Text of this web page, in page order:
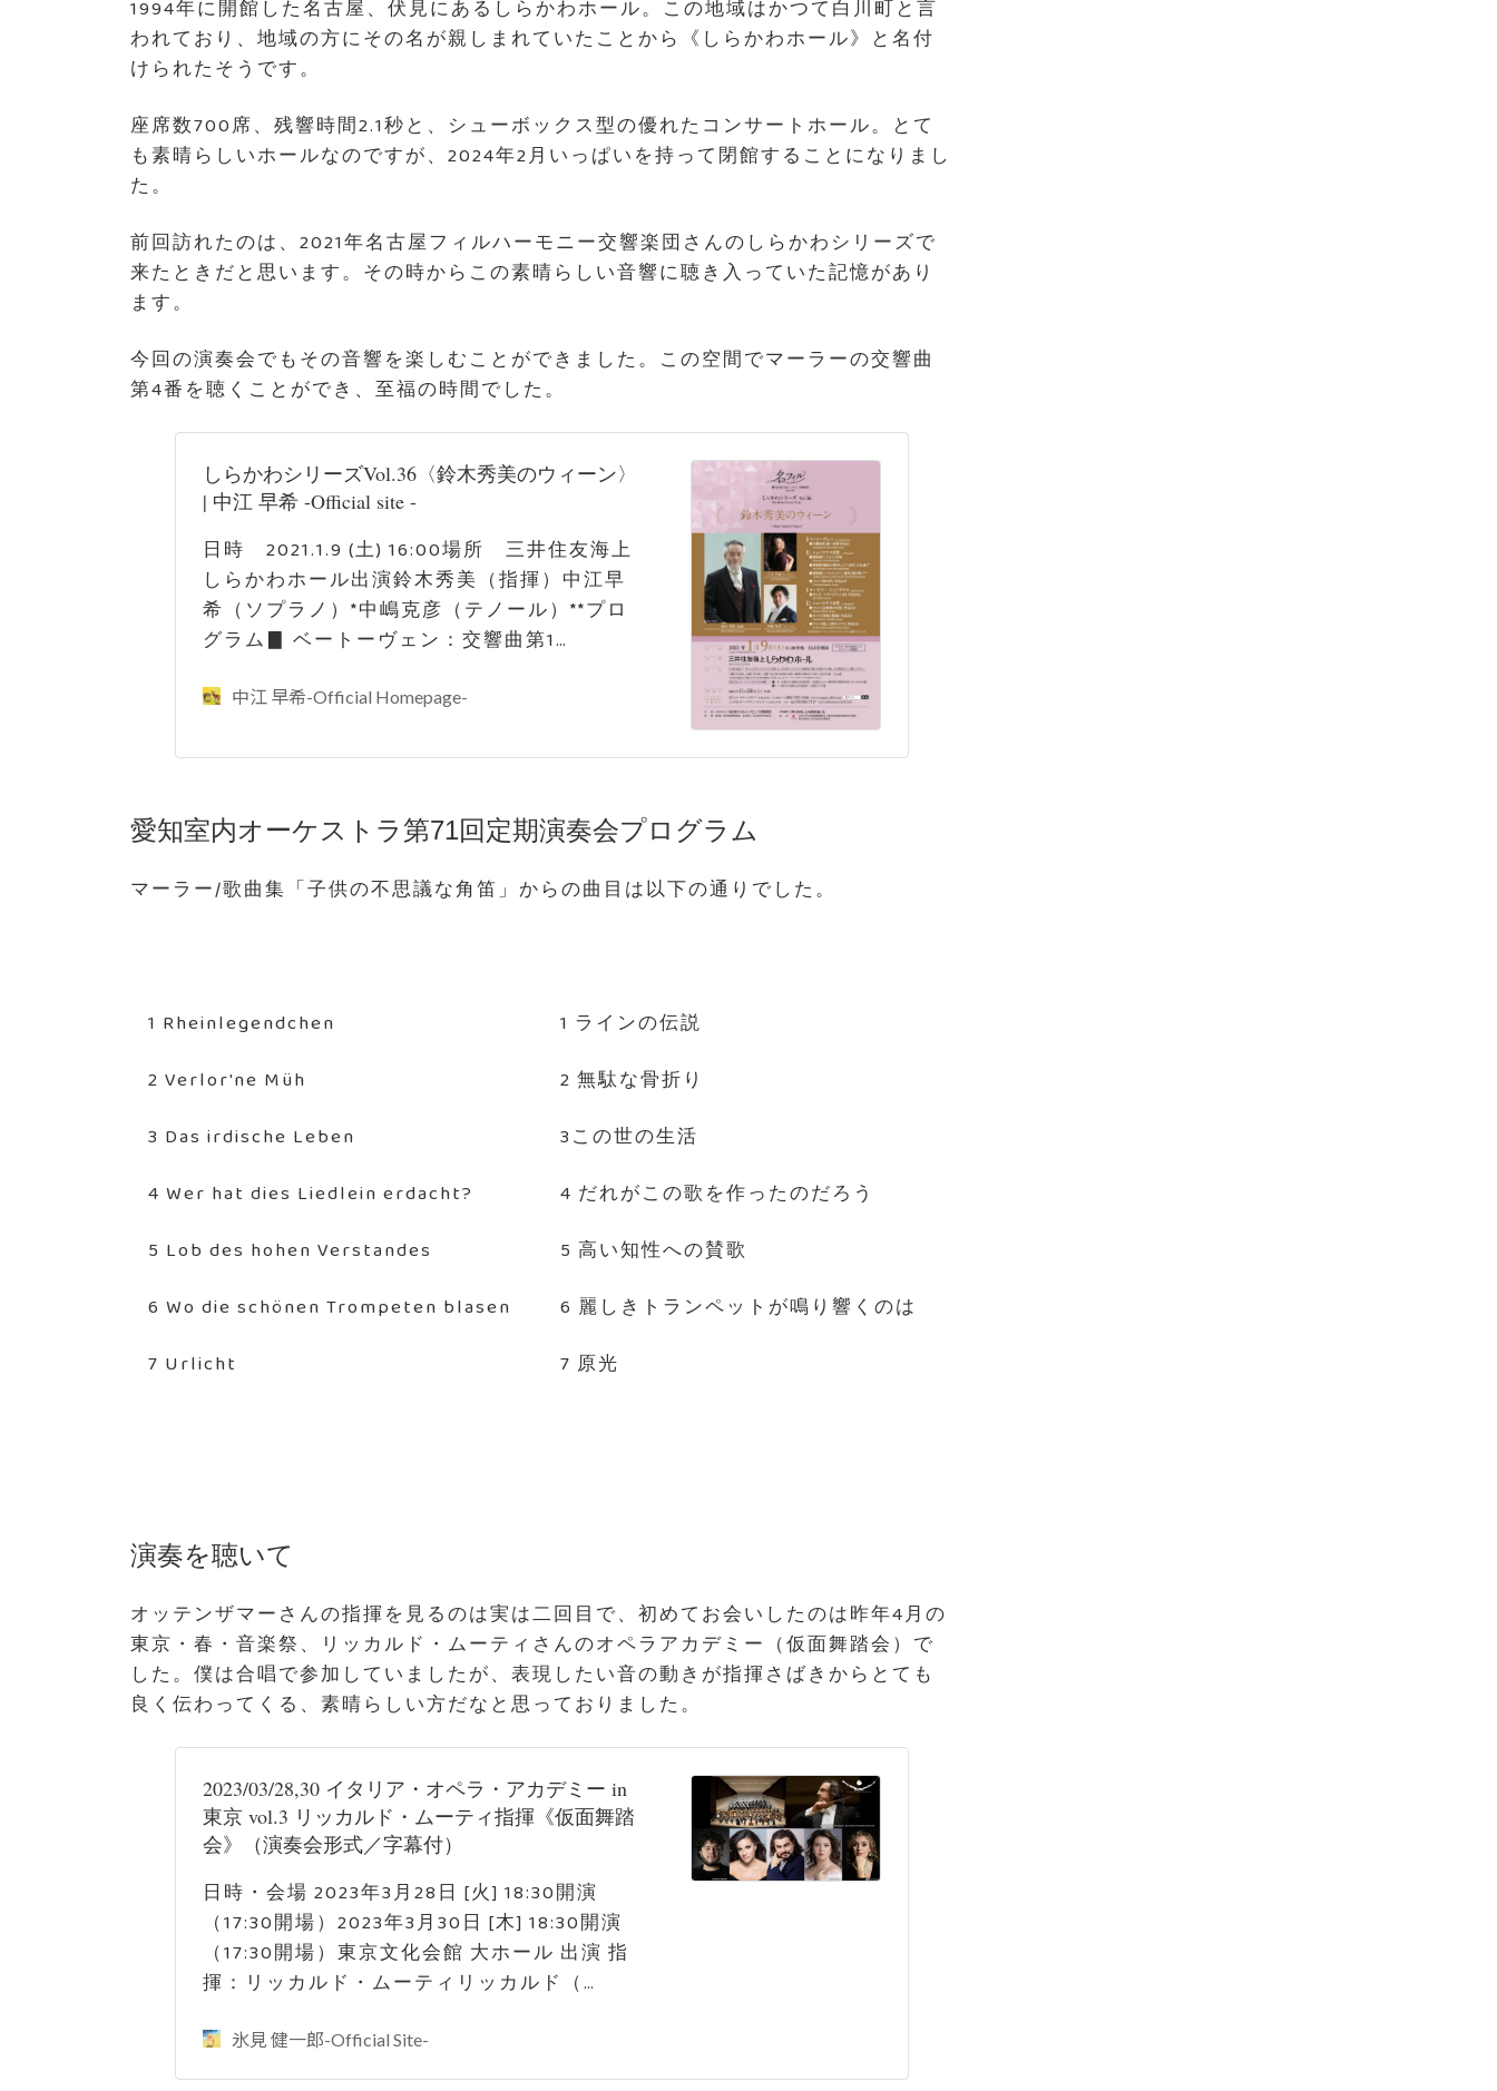
1994年に開館した名古屋、伏見にあるしらかわホール。この地域はかつて白川町と言
われており、地域の方にその名が親しまれていたことから《しらかわホール》と名付
けられたそうです。
座席数700席、残響時間2.1秒と、シューボックス型の優れたコンサートホール。とて
も素晴らしいホールなのですが、2024年2月いっぱいを持って閉館することになりまし
た。
前回訪れたのは、2021年名古屋フィルハーモニー交響楽団さんのしらかわシリーズで
来たときだと思います。その時からこの素晴らしい音響に聴き入っていた記憶があり
ます。
今回の演奏会でもその音響を楽しむことができました。この空間でマーラーの交響曲
第4番を聴くことができ、至福の時間でした。
しらかわシリーズVol.36〈鈴木秀美のウィーン〉
| 中江 早希 -Official site -
日時 2021.1.9 (土) 16:00場所 三井住友海上
しらかわホール出演鈴木秀美（指揮）中江早
希（ソプラノ）*中嶋克彦（テノール）**プロ
グラム▊ ベートーヴェン：交響曲第1…
中江 早希-Official Homepage-
愛知室内オーケストラ第71回定期演奏会プログラム
マーラー/歌曲集「子供の不思議な角笛」からの曲目は以下の通りでした。
1 Rheinlegendchen
2 Verlor'ne Müh
3 Das irdische Leben
4 Wer hat dies Liedlein erdacht?
5 Lob des hohen Verstandes
6 Wo die schönen Trompeten blasen
7 Urlicht
1 ラインの伝説
2 無駄な骨折り
3この世の生活
4 だれがこの歌を作ったのだろう
5 高い知性への賛歌
6 麗しきトランペットが鳴り響くのは
7 原光
演奏を聴いて
オッテンザマーさんの指揮を見るのは実は二回目で、初めてお会いしたのは昨年4月の
東京・春・音楽祭、リッカルド・ムーティさんのオペラアカデミー（仮面舞踏会）で
した。僕は合唱で参加していましたが、表現したい音の動きが指揮さばきからとても
良く伝わってくる、素晴らしい方だなと思っておりました。
2023/03/28,30 イタリア・オペラ・アカデミー in
東京 vol.3 リッカルド・ムーティ指揮《仮面舞踏
会》（演奏会形式／字幕付）
日時・会場 2023年3月28日 [火] 18:30開演
（17:30開場）2023年3月30日 [木] 18:30開演
（17:30開場）東京文化会館 大ホール 出演 指
揮：リッカルド・ムーティリッカルド（…
氷見 健一郎-Official Site-